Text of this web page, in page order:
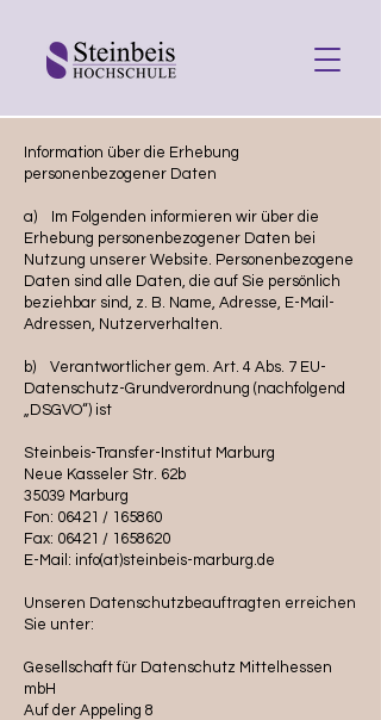
DATENSCHUTZ
Information über die Erhebung
personenbezogener Daten
a) Im Folgenden informieren wir über die
Erhebung personenbezogener Daten bei
Nutzung unserer Website. Personenbezogene
Daten sind alle Daten, die auf Sie persönlich
beziehbar sind, z. B. Name, Adresse, E-Mail-
Adressen, Nutzerverhalten.
b) Verantwortlicher gem. Art. 4 Abs. 7 EU-
Datenschutz-Grundverordnung (nachfolgend
„DSGVO“) ist
Steinbeis-Transfer-Institut Marburg
Neue Kasseler Str. 62b
35039 Marburg
Fon: 06421 / 165860
Fax: 06421 / 1658620
E-Mail: info(at)steinbeis-marburg.de
Unseren Datenschutzbeauftragten erreichen
Sie unter:
Gesellschaft für Datenschutz Mittelhessen
mbH
Auf der Appeling 8